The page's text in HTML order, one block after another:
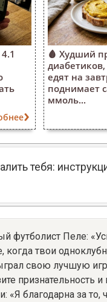
🩸 Худший
едят на
поднимает
ммоль...
тебя:
футболист Пеле:
когда твои
свою лучшую
признательность
«Я благодарна за то,